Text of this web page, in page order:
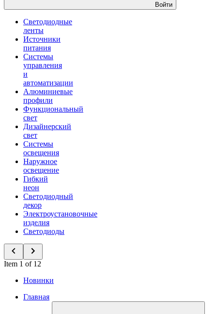
Войти
Светодиодные
ленты
Источники
питания
Системы
управления
и
автоматизации
Алюминиевые
профили
Функциональный
свет
Дизайнерский
свет
Системы
освещения
Наружное
освещение
Гибкий
неон
Светодиодный
декор
Электроустановочные
изделия
Светодиоды
Item 1 of 12
Новинки
Главная